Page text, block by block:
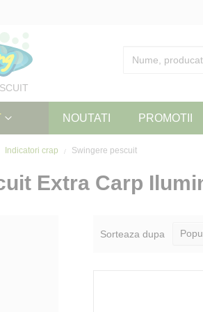
NOUTATI PROMOTII
Indicatori crap Swingere pescuit
Extra Carp
Sorteaza dupa